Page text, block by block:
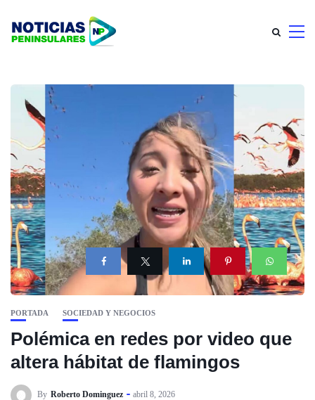
PORTADA SOCIEDAD Y NEGOCIOS
Polémica en redes por video que
altera hábitat de flamingos
By Roberto Dominguez abril 8, 2026